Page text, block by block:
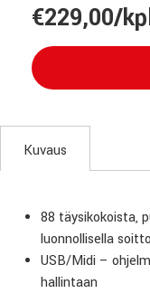
€229,00/
Kuvaus
88 täysikokoista,
luonnollisella
USB/Midi –
hallintaan